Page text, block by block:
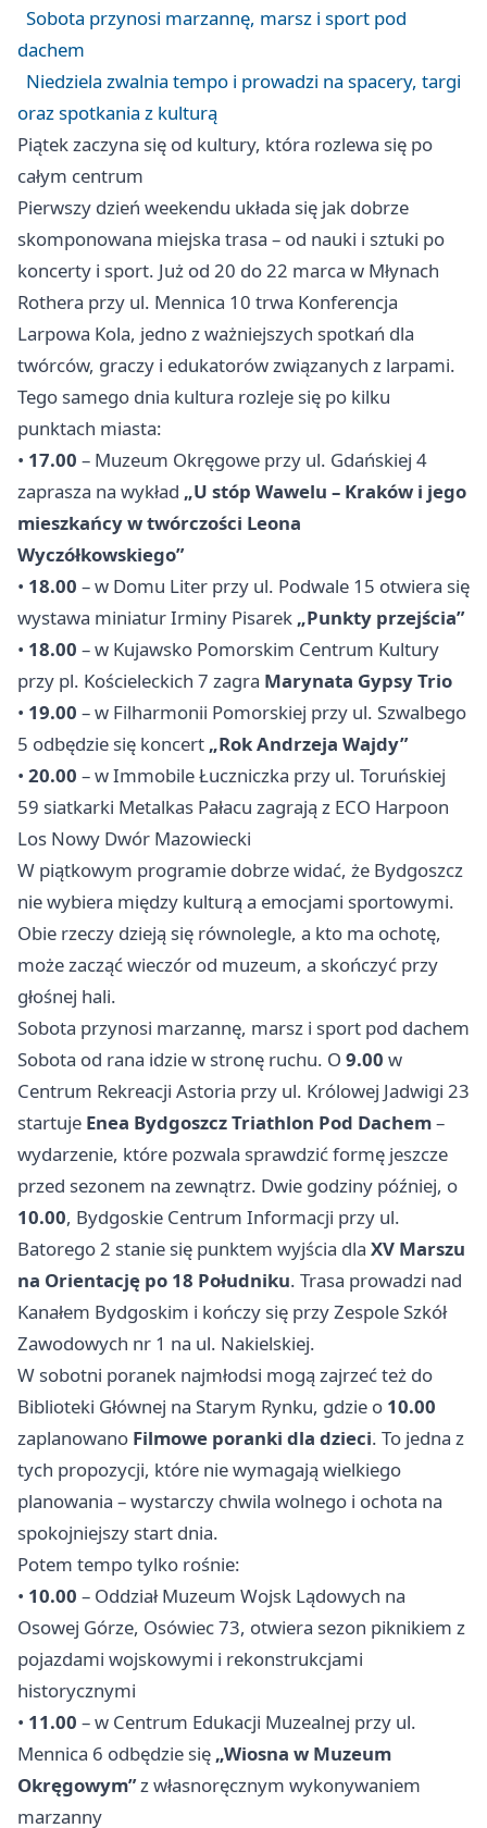
Sobota przynosi marzannę, marsz i sport pod
dachem
Niedziela zwalnia tempo i prowadzi na spacery, targi
oraz spotkania z kulturą
Piątek zaczyna się od kultury, która rozlewa się po
całym centrum
Pierwszy dzień weekendu układa się jak dobrze
skomponowana miejska trasa – od nauki i sztuki po
koncerty i sport. Już od 20 do 22 marca w Młynach
Rothera przy ul. Mennica 10 trwa Konferencja
Larpowa Kola, jedno z ważniejszych spotkań dla
twórców, graczy i edukatorów związanych z larpami.
Tego samego dnia kultura rozleje się po kilku
punktach miasta:
• 17.00 – Muzeum Okręgowe przy ul. Gdańskiej 4
zaprasza na wykład „U stóp Wawelu – Kraków i jego
mieszkańcy w twórczości Leona
Wyczółkowskiego”
• 18.00 – w Domu Liter przy ul. Podwale 15 otwiera się
wystawa miniatur Irminy Pisarek „Punkty przejścia”
• 18.00 – w Kujawsko Pomorskim Centrum Kultury
przy pl. Kościeleckich 7 zagra Marynata Gypsy Trio
• 19.00 – w Filharmonii Pomorskiej przy ul. Szwalbego
5 odbędzie się koncert „Rok Andrzeja Wajdy”
• 20.00 – w Immobile Łuczniczka przy ul. Toruńskiej
59 siatkarki Metalkas Pałacu zagrają z ECO Harpoon
Los Nowy Dwór Mazowiecki
W piątkowym programie dobrze widać, że Bydgoszcz
nie wybiera między kulturą a emocjami sportowymi.
Obie rzeczy dzieją się równolegle, a kto ma ochotę,
może zacząć wieczór od muzeum, a skończyć przy
głośnej hali.
Sobota przynosi marzannę, marsz i sport pod dachem
Sobota od rana idzie w stronę ruchu. O 9.00 w
Centrum Rekreacji Astoria przy ul. Królowej Jadwigi 23
startuje Enea Bydgoszcz Triathlon Pod Dachem–
wydarzenie, które pozwala sprawdzić formę jeszcze
przed sezonem na zewnątrz. Dwie godziny później, o
10.00, Bydgoskie Centrum Informacji przy ul.
Batorego 2 stanie się punktem wyjścia dla XV Marszu
na Orientację po 18 Południku. Trasa prowadzi nad
Kanałem Bydgoskim i kończy się przy Zespole Szkół
Zawodowych nr 1 na ul. Nakielskiej.
W sobotni poranek najmłodsi mogą zajrzeć też do
Biblioteki Głównej na Starym Rynku, gdzie o 10.00
zaplanowano Filmowe poranki dla dzieci. To jedna z
tych propozycji, które nie wymagają wielkiego
planowania – wystarczy chwila wolnego i ochota na
spokojniejszy start dnia.
Potem tempo tylko rośnie:
• 10.00 – Oddział Muzeum Wojsk Lądowych na
Osowej Górze, Osówiec 73, otwiera sezon piknikiem z
pojazdami wojskowymi i rekonstrukcjami
historycznymi
• 11.00 – w Centrum Edukacji Muzealnej przy ul.
Mennica 6 odbędzie się „Wiosna w Muzeum
Okręgowym”z własnoręcznym wykonywaniem
marzanny